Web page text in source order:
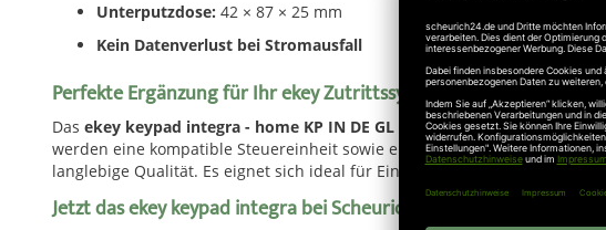
Unterputzdose: 42 × 87 × 25 mm
Kein Datenverlust bei Stromausfall
Perfekte Ergänzung für Ihr ekey Zutrittssystem
Das ekey keypad integra - home KP IN DE GL EG
wurde speziell für den
werden eine kompatible Steuereinheit sowie ein passendes Netzteil
langlebige Qualität. Es eignet sich ideal für Einfamilienhäuser,
Jetzt das ekey keypad integra bei Scheurich24 bestellen